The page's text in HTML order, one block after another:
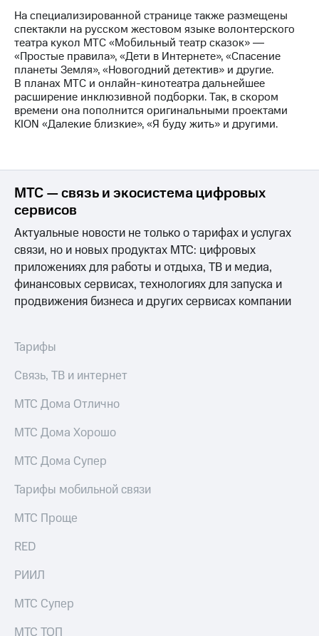
На специализированной странице также размещены
спектакли на русском жестовом языке волонтерского
театра кукол МТС «Мобильный театр сказок» ―
«Простые правила», «Дети в Интернете», «Спасение
планеты Земля», «Новогодний детектив» и другие.
В планах МТС и онлайн-кинотеатра дальнейшее
расширение инклюзивной подборки. Так, в скором
времени она пополнится оригинальными проектами
KION «Далекие близкие», «Я буду жить» и другими.
МТС — связь и экосистема цифровых
сервисов
Актуальные новости не только о тарифах и услугах
связи, но и новых продуктах МТС: цифровых
приложениях для работы и отдыха, ТВ и медиа,
финансовых сервисах, технологиях для запуска и
продвижения бизнеса и других сервисах компании
Тарифы
Связь, ТВ и интернет
МТС Дома Отлично
МТС Дома Хорошо
МТС Дома Супер
Тарифы мобильной связи
МТС Проще
RED
РИИЛ
МТС Супер